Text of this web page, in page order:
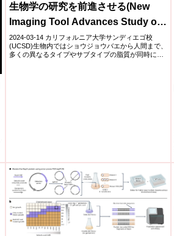
生物学の研究を前進させる(New
Imaging Tool Advances Study of
Lipid Biology)
2024-03-14 カリフォルニア大学サンディエゴ校
(UCSD)生物内ではショウジョウバエから人間まで、
多くの異なるタイプやサブタイプの脂質が同時に作